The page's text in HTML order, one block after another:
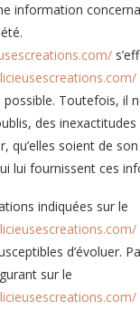
information
possible. Toutefois, il
des
qu’elles soient de
lui fournissent ces
indiquées sur le
d’évoluer.
sur le